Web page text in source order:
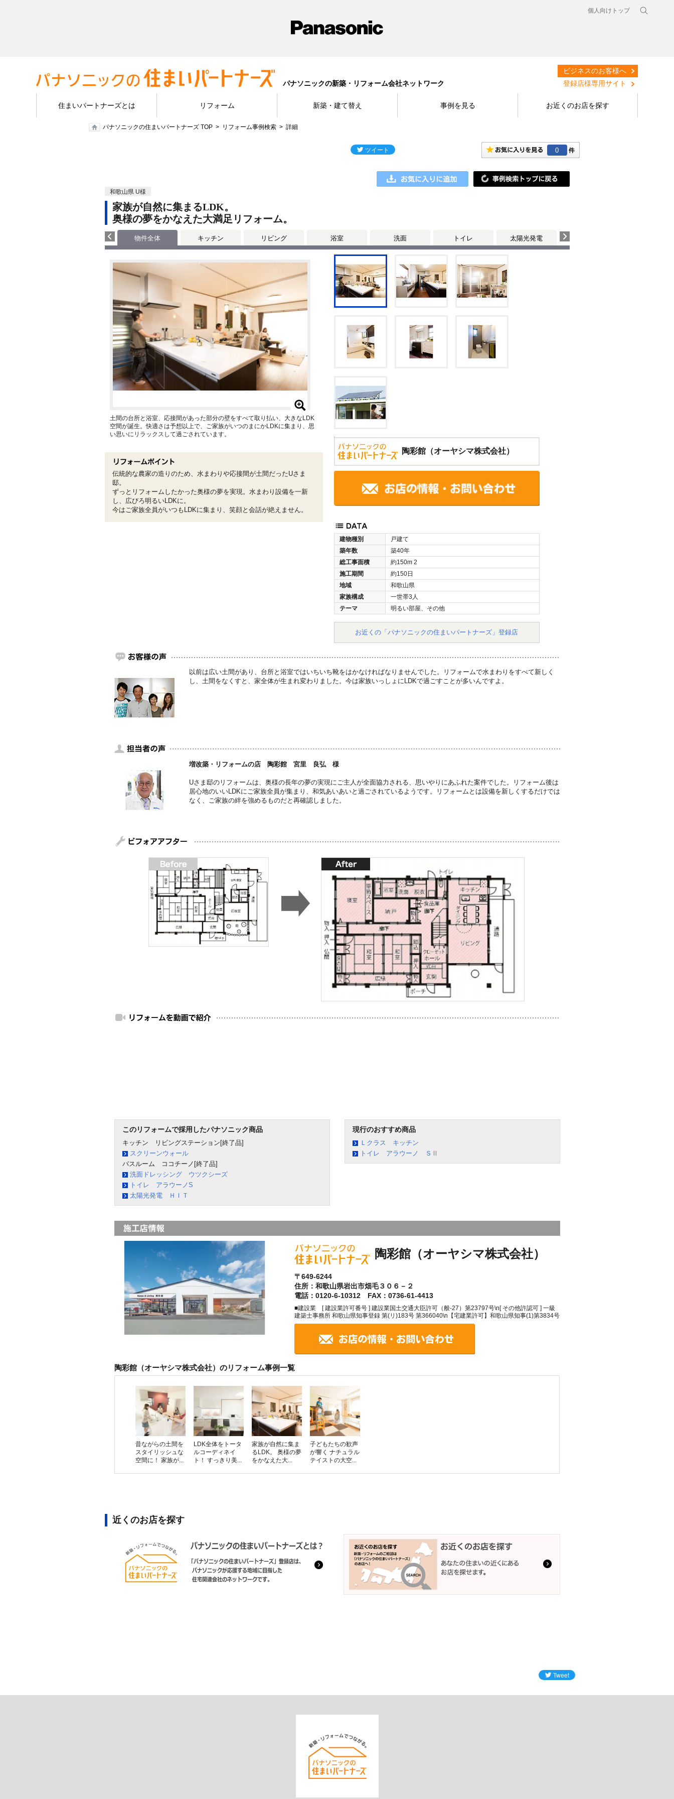
個人向けトップ
パナソニックの新築・リフォーム会社ネットワーク
ビジネスのお客様へ
登録店様専用サイト
住まいパートナーズとは リフォーム 新築・建て替え 事例を見る お近くのお店を探す
パナソニックの住まいパートナーズ TOP リフォーム事例検索 詳細
0
和歌山県 U様
家族が自然に集まるLDK。
奥様の夢をかなえた大満足リフォーム。
物件全体 キッチン リビング 浴室 洗面 トイレ 太陽光発電
陶彩館（オーヤシマ株式会社）
建物種別
戸建て
築年数
築40年
総工事面積
約150m 2
施工期間
約150日
地域
和歌山県
家族構成
一世帯3人
テーマ
明るい部屋、その他
お近くの「パナソニックの住まいパートナーズ」登録店
土間の台所と浴室、応接間があった部分の壁をすべて取り払い、大きなLDK
空間が誕生。快適さは予想以上で、ご家族がいつのまにかLDKに集まり、思
い思いにリラックスして過ごされています。
伝統的な農家の造りのため、水まわりや応接間が土間だったUさま
邸。
ずっとリフォームしたかった奥様の夢を実現。水まわり設備を一新
し、広びろ明るいLDKに。
今はご家族全員がいつもLDKに集まり、笑顔と会話が絶えません。
以前は広い土間があり、台所と浴室ではいちいち靴をはかなければなりませんでした。リフォームで水まわりをすべて新しく
し、土間をなくすと、家全体が生まれ変わりました。今は家族いっしょにLDKで過ごすことが多いんですよ。
増改築・リフォームの店 陶彩館 宮里 良弘 様
Uさま邸のリフォームは、奥様の長年の夢の実現にご主人が全面協力される、思いやりにあふれた案件でした。リフォーム後は
居心地のいいLDKにご家族全員が集まり、和気あいあいと過ごされているようです。リフォームとは設備を新しくするだけでは
なく、ご家族の絆を強めるものだと再確認しました。
このリフォームで採用したパナソニック商品
キッチン リビングステーション[終了品]
スクリーンウォール
バスルーム ココチーノ[終了品]
洗面ドレッシング ウツクシーズ
トイレ アラウーノS
太陽光発電 ＨＩＴ
現行のおすすめ商品
Ｌクラス キッチン
トイレ アラウーノ ＳⅡ
陶彩館（オーヤシマ株式会社）
〒649-6244
住所：和歌山県岩出市畑毛３０６－２
電話：0120-6-10312 FAX：0736-61-4413
■建設業 [ 建設業許可番号 ] 建設業国土交通大臣許可（般-27）第23797号\n[ その他許認可 ] 一級
建築士事務所 和歌山県知事登録 第(リ)183号 第366040\n【宅建業許可】和歌山県知事(1)第3834号
陶彩館（オーヤシマ株式会社）のリフォーム事例一覧
昔ながらの土間を
スタイリッシュな
空間に！ 家族が...
LDK全体をトータ
ルコーディネイ
ト！ すっきり美...
家族が自然に集ま
るLDK。 奥様の夢
をかなえた大...
子どもたちの歓声
が響く ナチュラル
テイストの大空...
近くのお店を探す